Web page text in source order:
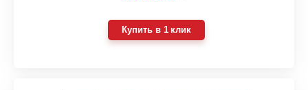
Купить в 1 клик